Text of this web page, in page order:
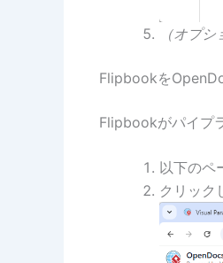
（オプシ
Flipbookを
Flipbookがパイプ
以下のペ
クリック